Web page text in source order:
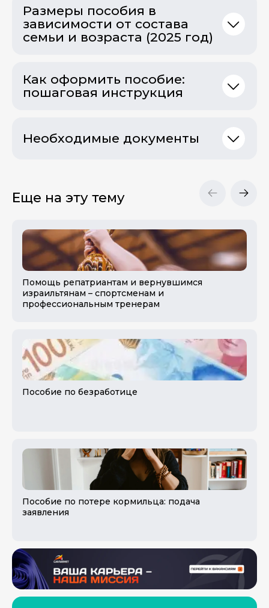
Размеры пособия в
зависимости от состава
семьи и возраста (2025 год)
Как оформить пособие:
пошаговая инструкция
Необходимые документы
Еще на эту тему
Помощь репатриантам и вернувшимся
израильтянам – спортсменам и
профессиональным тренерам
Пособие по безработице
Пособие по потере кормильца: подача
заявления